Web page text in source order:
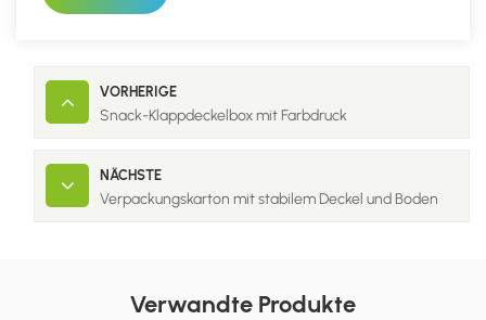
VORHERIGE
Snack-Klappdeckelbox mit Farbdruck
NÄCHSTE
Verpackungskarton mit stabilem Deckel und Boden
Verwandte Produkte